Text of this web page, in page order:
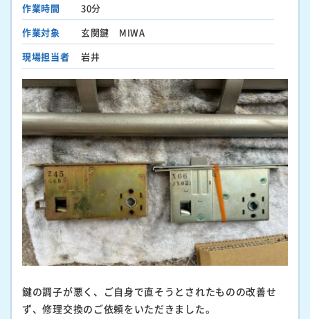
作業時間
30分
作業対象
玄関鍵 MIWA
現場担当者
岩井
鍵の調子が悪く、ご自身で直そうとされたものの改善せ
ず、修理交換のご依頼をいただきました。